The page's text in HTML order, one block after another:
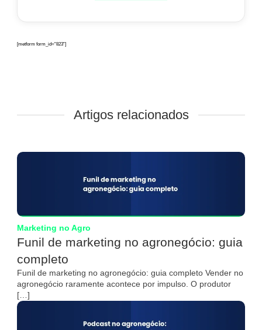
[metform form_id="823"]
Artigos relacionados
Marketing no Agro
Funil de marketing no agronegócio: guia
completo
Funil de marketing no agronegócio: guia completo Vender no
agronegócio raramente acontece por impulso. O produtor
[…]